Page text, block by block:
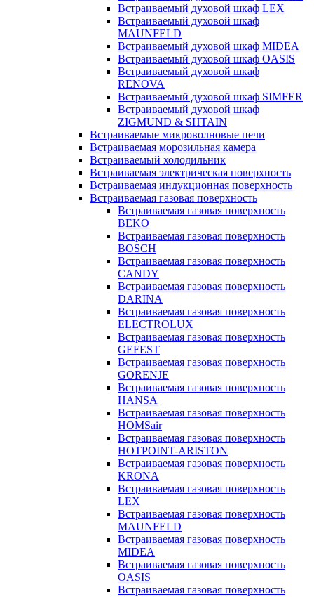
Встраиваемый духовой шкаф LEX
Встраиваемый духовой шкаф
MAUNFELD
Встраиваемый духовой шкаф MIDEA
Встраиваемый духовой шкаф OASIS
Встраиваемый духовой шкаф
RENOVA
Встраиваемый духовой шкаф SIMFER
Встраиваемый духовой шкаф
ZIGMUND & SHTAIN
Встраиваемые микроволновые печи
Встраиваемая морозильная камера
Встраиваемый холодильник
Встраиваемая электрическая поверхность
Встраиваемая индукционная поверхность
Встраиваемая газовая поверхность
Встраиваемая газовая поверхность
BEKO
Встраиваемая газовая поверхность
BOSCH
Встраиваемая газовая поверхность
CANDY
Встраиваемая газовая поверхность
DARINA
Встраиваемая газовая поверхность
ELECTROLUX
Встраиваемая газовая поверхность
GEFEST
Встраиваемая газовая поверхность
GORENJE
Встраиваемая газовая поверхность
HANSA
Встраиваемая газовая поверхность
HOMSair
Встраиваемая газовая поверхность
HOTPOINT-ARISTON
Встраиваемая газовая поверхность
KRONA
Встраиваемая газовая поверхность
LEX
Встраиваемая газовая поверхность
MAUNFELD
Встраиваемая газовая поверхность
MIDEA
Встраиваемая газовая поверхность
OASIS
Встраиваемая газовая поверхность